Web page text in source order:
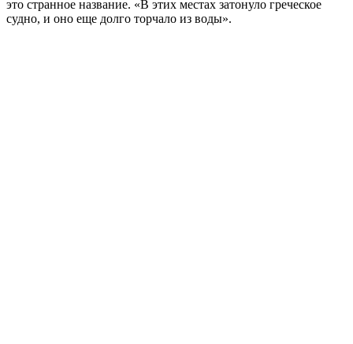
это странное название. «В этих местах затонуло греческое
судно, и оно еще долго торчало из воды».